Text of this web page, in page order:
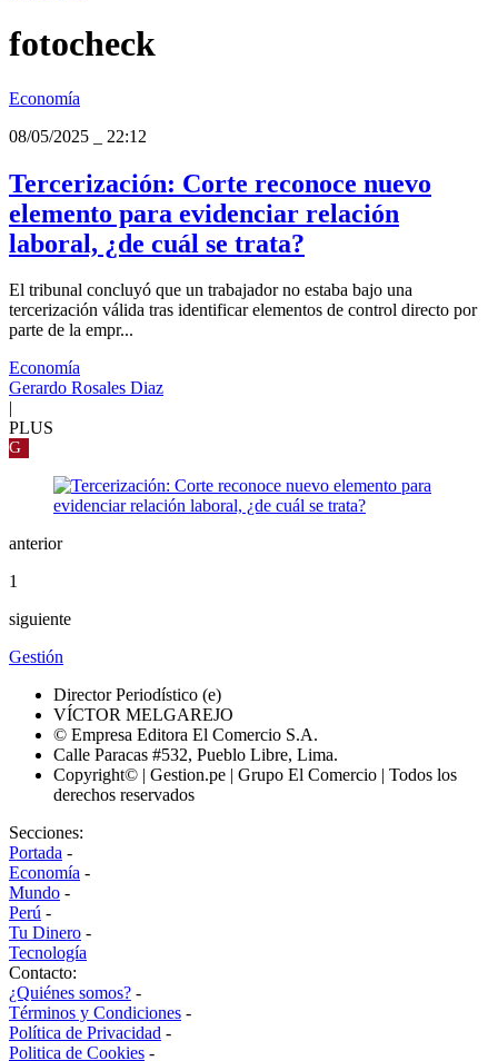
fotocheck
Economía
08/05/2025
22:12
Tercerización: Corte reconoce nuevo
elemento para evidenciar relación
laboral, ¿de cuál se trata?
El tribunal concluyó que un trabajador no estaba bajo una
tercerización válida tras identificar elementos de control directo por
parte de la empr...
Economía
Gerardo Rosales Diaz
PLUS
G
anterior
1
siguiente
Gestión
Director Periodístico (e)
VÍCTOR MELGAREJO
© Empresa Editora El Comercio S.A.
Calle Paracas #532, Pueblo Libre, Lima.
Copyright© | Gestion.pe | Grupo El Comercio | Todos los
derechos reservados
Secciones:
Portada -
Economía -
Mundo -
Perú -
Tu Dinero -
Tecnología
Contacto:
¿Quiénes somos? -
Términos y Condiciones -
Política de Privacidad -
Politica de Cookies -